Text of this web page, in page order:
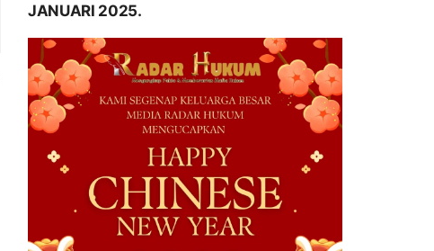
JANUARI 2025.